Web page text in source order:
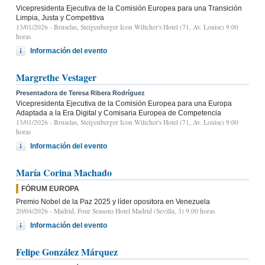
Vicepresidenta Ejecutiva de la Comisión Europea para una Transición
Limpia, Justa y Competitiva
13/01/2026 - Bruselas, Steigenberger Icon Wiltcher's Hotel (71, Av. Louise) 9:00
horas
Información del evento
Margrethe Vestager
Presentadora de Teresa Ribera Rodríguez
Vicepresidenta Ejecutiva de la Comisión Europea para una Europa
Adaptada a la Era Digital y Comisaria Europea de Competencia
13/01/2026 - Bruselas, Steigenberger Icon Wiltcher's Hotel (71, Av. Louise) 9:00
horas
Información del evento
María Corina Machado
FÓRUM EUROPA
Premio Nobel de la Paz 2025 y líder opositora en Venezuela
20/04/2026 - Madrid, Four Seasons Hotel Madrid (Sevilla, 3) 9.00 horas
Información del evento
Felipe González Márquez